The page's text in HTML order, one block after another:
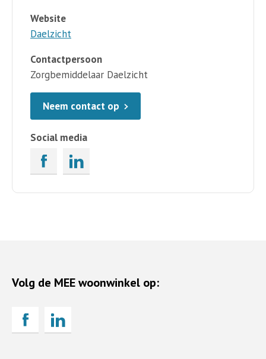
Website
Daelzicht
Contactpersoon
Zorgbemiddelaar Daelzicht
Neem contact op
Social media
Volg de MEE woonwinkel op: